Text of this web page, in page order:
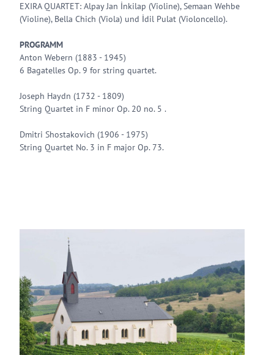
EXIRA QUARTET: Alpay Jan İnkilap (Violine), Semaan Wehbe
(Violine), Bella Chich (Viola) und İdil Pulat (Violoncello).
PROGRAMM
Anton Webern (1883 - 1945) ​
6 Bagatelles Op. 9 for string quartet.
​Joseph Haydn (1732 - 1809)
​String Quartet in F minor Op. 20 no. 5​ .​
Dmitri Shostakovich (1906 - 1975)
​String Quartet No. 3 in F major Op. 73.